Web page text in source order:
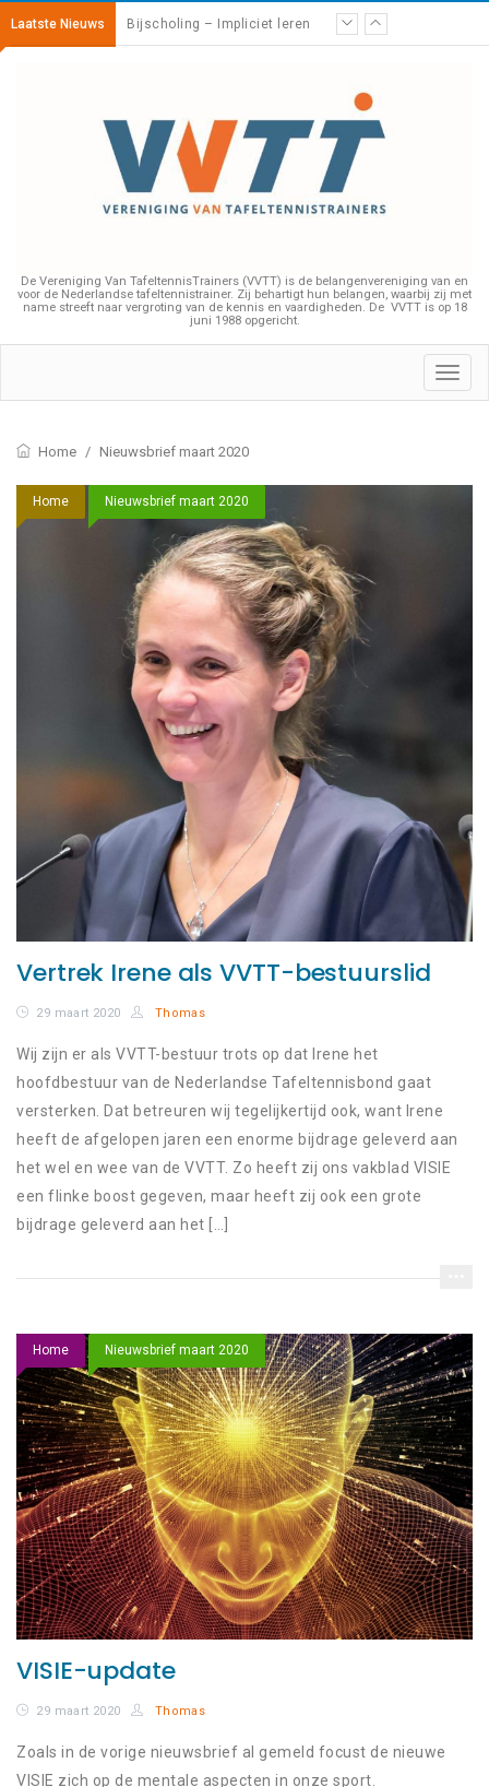
Laatste Nieuws Bijscholing – Impliciet leren
De Vereniging Van TafeltennisTrainers (VVTT) is de belangenvereniging van en
voor de Nederlandse tafeltennistrainer. Zij behartigt hun belangen, waarbij zij met
name streeft naar vergroting van de kennis en vaardigheden. De VVTT is op 18
juni 1988 opgericht.
Home / Nieuwsbrief maart 2020
Home Nieuwsbrief maart 2020
Vertrek Irene als VVTT-bestuurslid
29 maart 2020 Thomas
Wij zijn er als VVTT-bestuur trots op dat Irene het
hoofdbestuur van de Nederlandse Tafeltennisbond gaat
versterken. Dat betreuren wij tegelijkertijd ook, want Irene
heeft de afgelopen jaren een enorme bijdrage geleverd aan
het wel en wee van de VVTT. Zo heeft zij ons vakblad VISIE
een flinke boost gegeven, maar heeft zij ook een grote
bijdrage geleverd aan het […]
Home Nieuwsbrief maart 2020
VISIE-update
29 maart 2020 Thomas
Zoals in de vorige nieuwsbrief al gemeld focust de nieuwe
VISIE zich op de mentale aspecten in onze sport.